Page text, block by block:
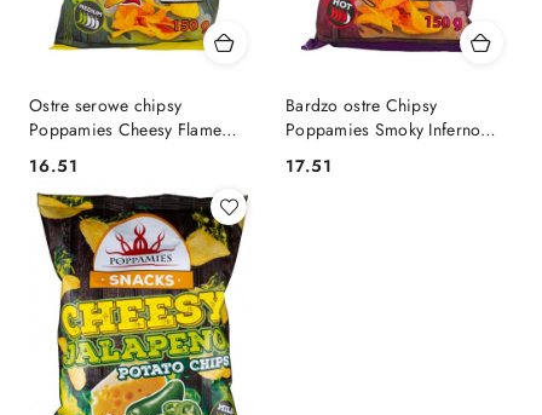
Ostre serowe chipsy
Poppamies Cheesy Flame
150g
Cena:
16.51
Bardzo ostre Chipsy
Poppamies Smoky Inferno
150g
Cena:
17.51